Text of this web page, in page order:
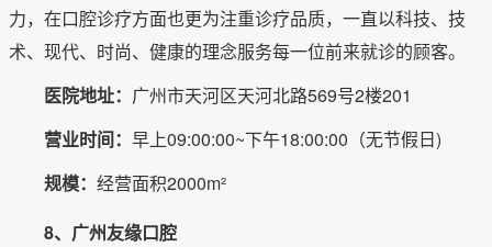
力，在口腔诊疗方面也更为注重诊疗品质，一直以科技、技
术、现代、时尚、健康的理念服务每一位前来就诊的顾客。
医院地址： 广州市天河区天河北路569号2楼201
营业时间： 早上09:00:00~下午18:00:00（无节假日)
规模： 经营面积2000m²
8、广州友缘口腔